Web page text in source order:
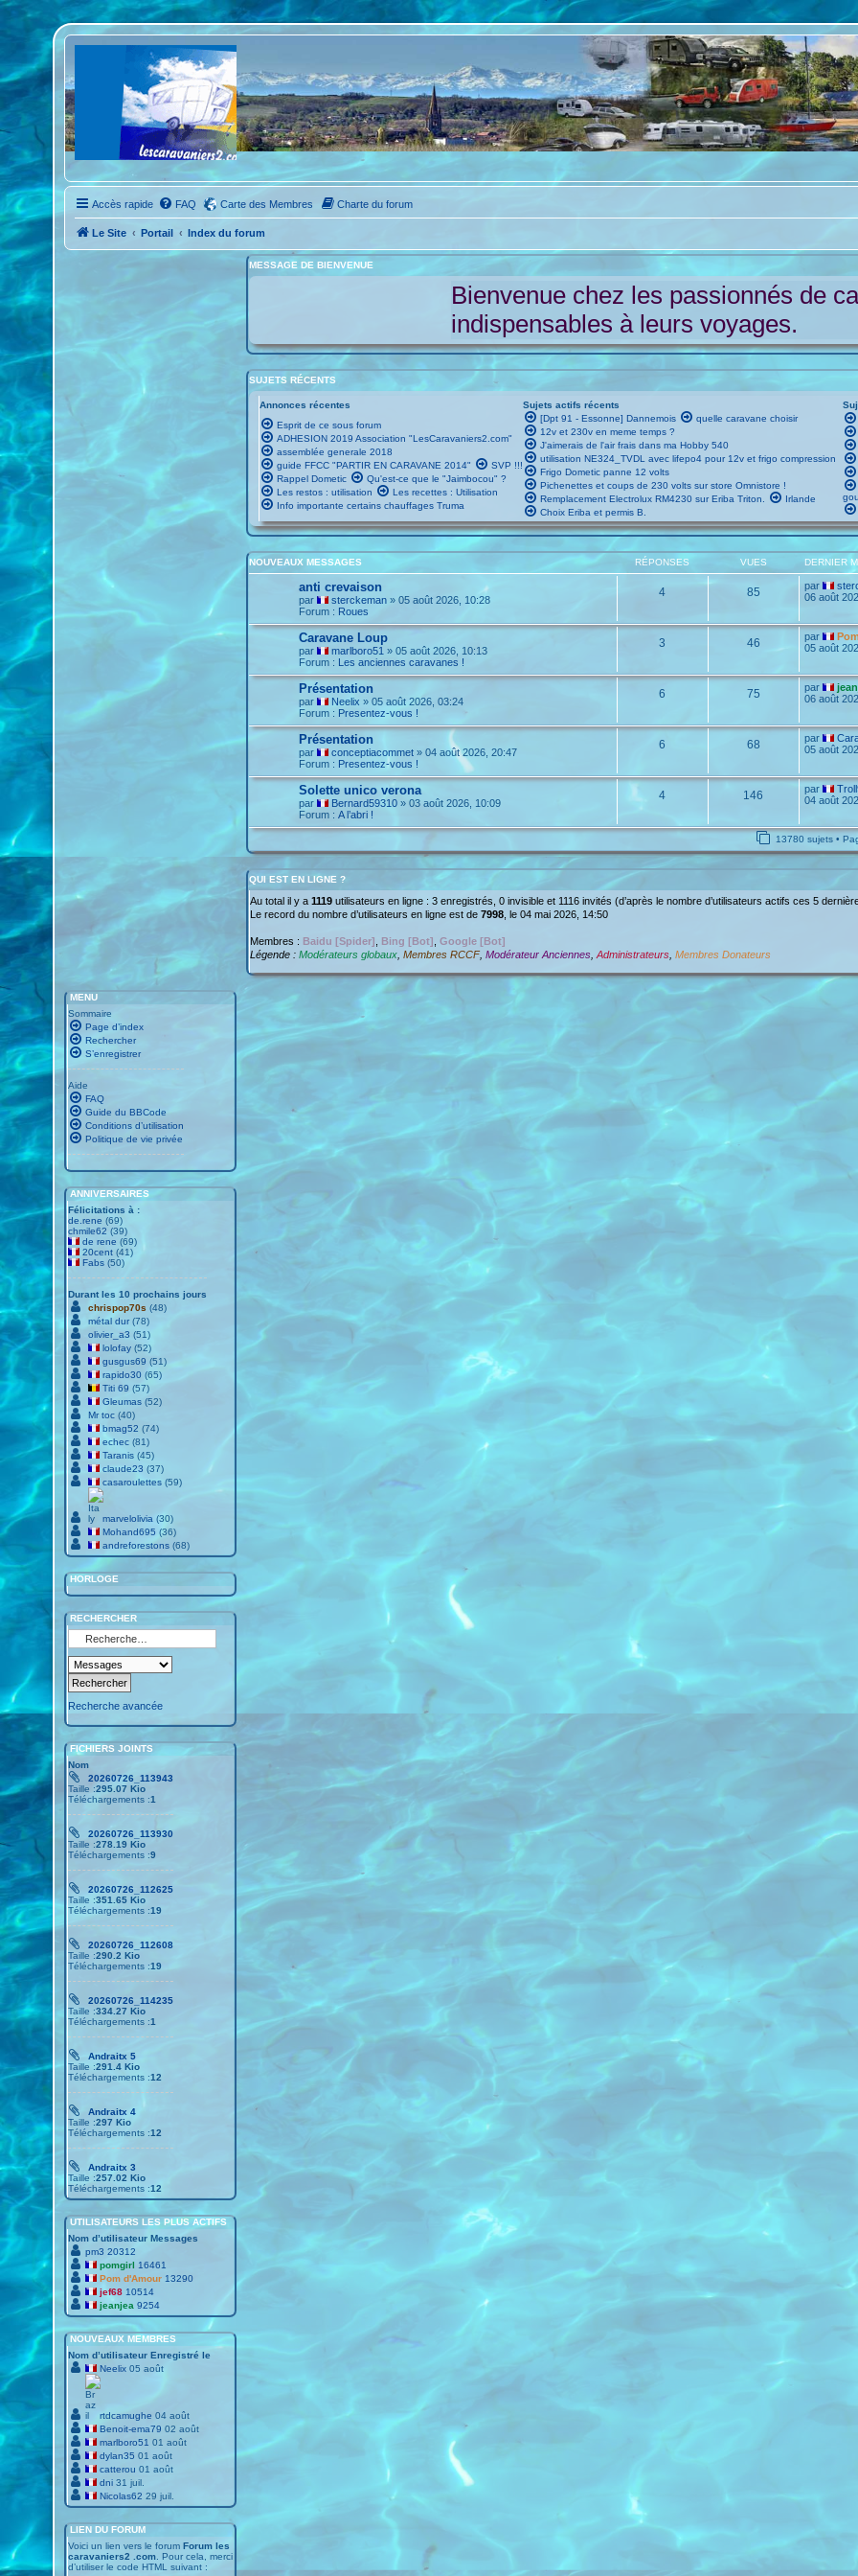
Accès rapide FAQ Carte des Membres Charte du forum
Le Site Portail Index du forum
MESSAGE DE BIENVENUE
Bienvenue chez les passionnés de
indispensables à leurs voyages.
SUJETS RÉCENTS
Annonces récentes Sujets actifs récents
Esprit de ce sous forum
ADHESION 2019 Association "LesCaravaniers2.com"
assemblée generale 2018
guide FFCC "PARTIR EN CARAVANE 2014"
SVP !!!
Rappel Dometic
Qu'est-ce que le "Jaimbocou" ?
Les restos : utilisation
Les recettes : Utilisation
Info importante certains chauffages Truma
[Dpt 91 - Essonne] Dannemois
quelle caravane choisir
12v et 230v en meme temps ?
J'aimerais de l'air frais dans ma Hobby 540
utilisation NE324_TVDL avec lifepo4 pour 12v et frigo compression
Frigo Dometic panne 12 volts
Pichenettes et coups de 230 volts sur store Omnistore !
Remplacement Electrolux RM4230 sur Eriba Triton.
Irlande
Choix Eriba et permis B.
NOUVEAUX MESSAGES RÉPONSES VUES DERNIER
anti crevaison
par sterckeman » 05 août 2026, 10:28
Forum : Roues
4 85 par
06 août
Caravane Loup
par marlboro51 » 05 août 2026, 10:13
Forum : Les anciennes caravanes !
3 46 par
05 août
Présentation
par Neelix » 05 août 2026, 03:24
Forum : Presentez-vous !
6 75 par
06 août
Présentation
par conceptiacommet » 04 août 2026, 20:47
Forum : Presentez-vous !
6 68 par
05 août
Solette unico verona
par Bernard59310 » 03 août 2026, 10:09
Forum :A l’abri !
4 146 par
04 août
13780 sujets •
QUI EST EN LIGNE ?
Au total il y a1119 utilisateurs en ligne : 3 enregistrés, 0 invisible et 1116 invités (d’après le nombre d’utilisateurs actifs ces 5
Le record du nombre d’utilisateurs en ligne est de7998 , le 04 mai 2026, 14:50
Membres : Baidu [Spider] Bing [Bot] ,Google [Bot]
Légende :Modérateurs globaux ,Membres RCCF,Modérateur Anciennes ,Administrateurs ,Membres Donateurs
MENU
Sommaire
Page d’index
Rechercher
S’enregistrer
Aide
FAQ
Guide du BBCode
Conditions d’utilisation
Politique de vie privée
ANNIVERSAIRES
Félicitations à :
de.rene (69)
chmile62 (39)
de rene (69)
20cent (41)
Fabs (50)
Durant les 10 prochains jours
chrispop70s (48)
métal dur (78)
olivier_a3 (51)
lolofay (52)
gusgus69 (51)
rapido30 (65)
Titi 69 (57)
Gleumas (52)
Mr toc (40)
bmag52 (74)
echec (81)
Taranis (45)
claude23 (37)
casaroulettes (59)
marvelolivia (30)
Mohand695 (36)
andreforestons (68)
HORLOGE
RECHERCHER
Recherche avancée
FICHIERS JOINTS
Nom
20260726_113943
Taille :295.07 Kio
Téléchargements :1
20260726_113930
Taille :278.19 Kio
Téléchargements :9
20260726_112625
Taille :351.65 Kio
Téléchargements :19
20260726_112608
Taille :290.2 Kio
Téléchargements :19
20260726_114235
Taille :334.27 Kio
Téléchargements :1
Andraitx 5
Taille :291.4 Kio
Téléchargements :12
Andraitx 4
Taille :297 Kio
Téléchargements :12
Andraitx 3
Taille :257.02 Kio
Téléchargements :12
UTILISATEURS LES PLUS ACTIFS
Nom d’utilisateur Messages
pm3 20312
pomgirl 16461
Pom d'Amour 13290
jef68 10514
jeanjea 9254
NOUVEAUX MEMBRES
Nom d’utilisateur Enregistré le
Neelix 05 août
rtdcamughe 04 août
Benoit-ema79 02 août
marlboro51 01 août
dylan35 01 août
catterou 01 août
dni 31 juil.
Nicolas62 29 juil.
LIEN DU FORUM
Voici un lien vers le forumForum les
caravaniers2 .com . Pour cela, merci
d’utiliser le code HTML suivant :